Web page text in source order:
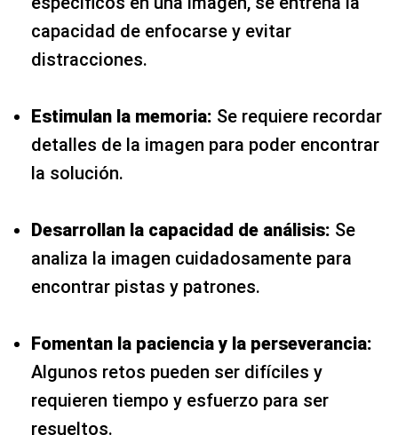
capacidad de enfocarse y evitar
distracciones.
detalles de la imagen para poder encontrar
analiza la imagen cuidadosamente para
encontrar pistas y patrones.
Algunos retos pueden ser difíciles y
requieren tiempo y esfuerzo para ser
resueltos.